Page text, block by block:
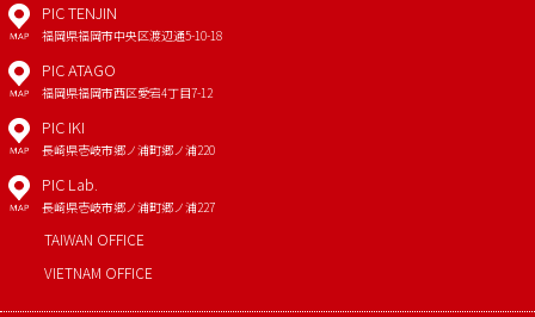
MAP
PIC TENJIN
福岡県福岡市中央区渡辺通5-10-18
MAP
PIC ATAGO
福岡県福岡市西区愛宕4丁目7-12
MAP
PIC IKI
長崎県壱岐市郷ノ浦町郷ノ浦220
MAP
PIC Lab.
長崎県壱岐市郷ノ浦町郷ノ浦227
TAIWAN OFFICE
VIETNAM OFFICE